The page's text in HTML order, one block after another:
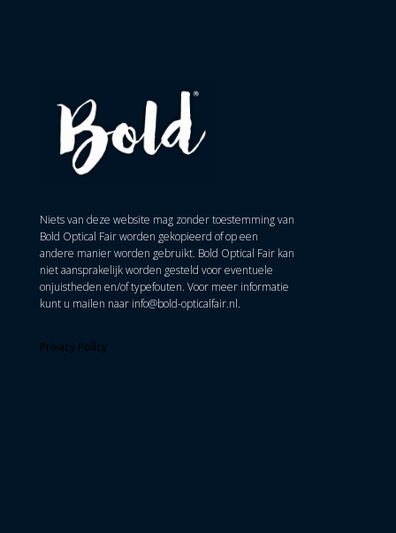
Niets van deze website mag zonder toestemming van
Bold Optical Fair worden gekopieerd of op een
andere manier worden gebruikt. Bold Optical Fair kan
niet aansprakelijk worden gesteld voor eventuele
onjuistheden en/of typefouten. Voor meer informatie
kunt u mailen naar info@bold-opticalfair.nl.
Privacy Policy